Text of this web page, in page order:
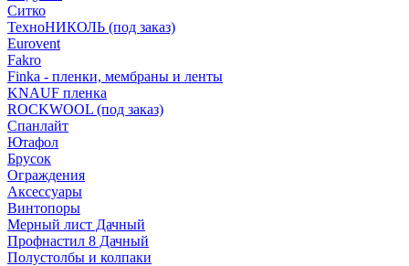
Ситко
ТехноНИКОЛЬ (под заказ)
Eurovent
Fakro
Finka - пленки, мембраны и ленты
KNAUF пленка
ROCKWOOL (под заказ)
Спанлайт
Ютафол
Брусок
Ограждения
Аксессуары
Винтопоры
Мерный лист Дачный
Профнастил 8 Дачный
Полустолбы и колпаки